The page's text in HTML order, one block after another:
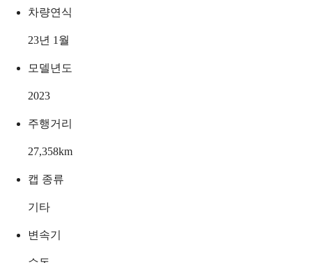
차량연식
23년 1월
모델년도
2023
주행거리
27,358km
캡 종류
기타
변속기